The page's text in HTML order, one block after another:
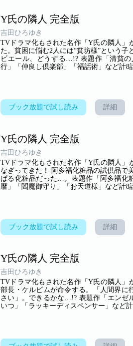
Y氏の隣人 完全版
吉田ひろゆき
TVドラマ化もされた名作「Y氏の隣人」
た。貧困に悩む2人には“貧坊様”という
ビエール、どうする…!? 表題作「清貧
行」「仲良し倶楽部」「福話術」など計8
ブック放題で試し読み 詳細
Y氏の隣人 完全版
吉田ひろゆき
TVドラマ化もされた名作「Y氏の隣人」
なぎってきた！ 阿多福化粧品の試供品で
ぱる化粧品だった…。表題作「阿多福化
暦」「閻魔御守り」「お天道様」など計8
ブック放題で試し読み 詳細
Y氏の隣人 完全版
吉田ひろゆき
TVドラマ化もされた名作「Y氏の隣人」
部長・ケルビムが命令する。「人間界に
さい」。できるかな…!? 表題作「エンゼ
いつ」「ラッキーディスペンサー」など計